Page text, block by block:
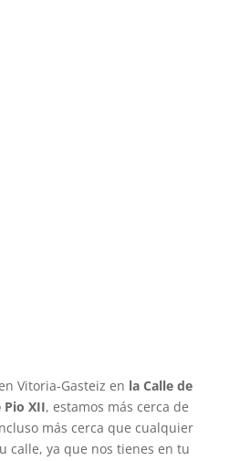
Vitoria-Gasteiz en la Calle de
Pio XII, estamos más cerca de
más cerca que cualquier
calle, ya que nos tienes en tu